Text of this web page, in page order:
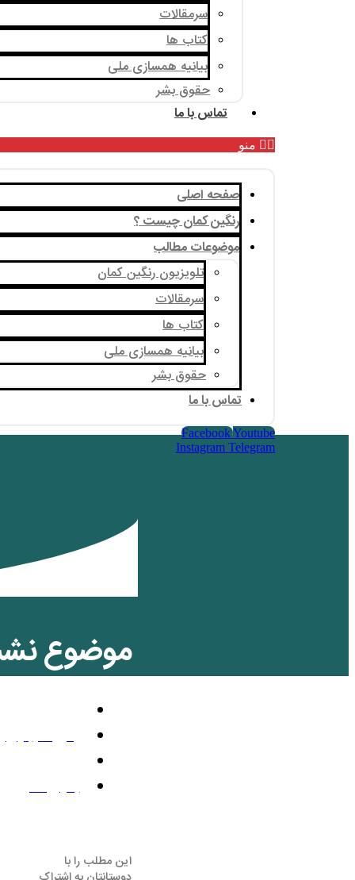
سرمقالات
کتاب ها
بیانیه همسازی ملی
حقوق بشر
تماس با ما
منو
صفحه اصلی
رنگین کمان چیست ؟
موضوعات مطالب
تلویزیون رنگین کمان
سرمقالات
کتاب ها
بیانیه همسازی ملی
حقوق بشر
تماس با ما
FacebookYoutube
Instagram Telegram
موضوع
ژانویه 7, 2023
بدون نظر
این مطلب را با